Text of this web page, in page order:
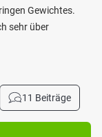
Gewichtes.
sehr über
11 Beiträge